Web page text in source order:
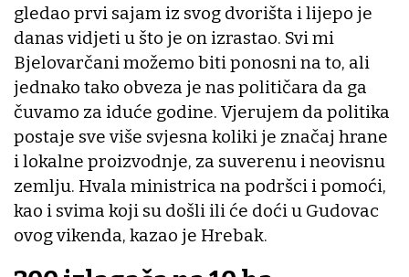
gledao prvi sajam iz svog dvorišta i lijepo je
danas vidjeti u što je on izrastao. Svi mi
Bjelovarčani možemo biti ponosni na to, ali
jednako tako obveza je nas političara da ga
čuvamo za iduće godine. Vjerujem da politika
postaje sve više svjesna koliki je značaj hrane
i lokalne proizvodnje, za suverenu i neovisnu
zemlju. Hvala ministrica na podršci i pomoći,
kao i svima koji su došli ili će doći u Gudovac
ovog vikenda, kazao je Hrebak.